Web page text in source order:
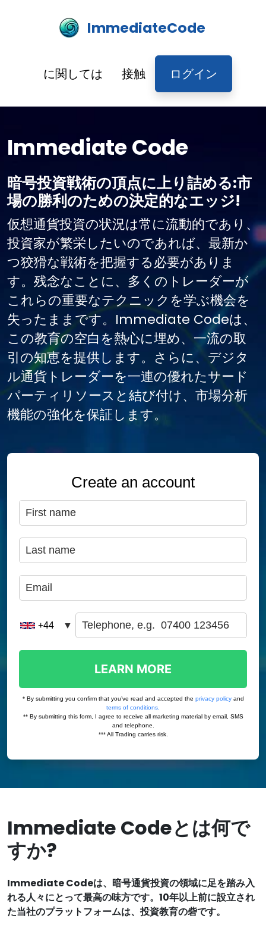
ImmediateCode
に関しては 接触 ログイン
Immediate Code
暗号投資戦術の頂点に上り詰める:市
場の勝利のための決定的なエッジ!
仮想通貨投資の状況は常に流動的であり、
投資家が繁栄したいのであれば、最新か
つ狡猾な戦術を把握する必要がありま
す。残念なことに、多くのトレーダーが
これらの重要なテクニックを学ぶ機会を
失ったままです。Immediate Codeは、
この教育の空白を熱心に埋め、一流の取
引の知恵を提供します。さらに、デジタ
ル通貨トレーダーを一連の優れたサード
パーティリソースと結び付け、市場分析
機能の強化を保証します。
Immediate Codeとは何で
すか?
Immediate Codeは、暗号通貨投資の領域に足を踏み入
れる人々にとって最高の味方です。10年以上前に設立され
た当社のプラットフォームは、投資教育の砦です。